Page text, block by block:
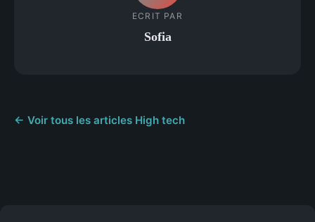
ECRIT PAR
Sofia
← Voir tous les articles High tech